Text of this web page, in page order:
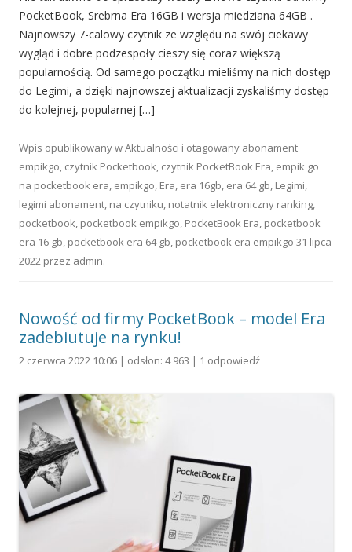
PocketBook, Srebrna Era 16GB i wersja miedziana 64GB .
Najnowszy 7-calowy czytnik ze względu na swój ciekawy
wygląd i dobre podzespoły cieszy się coraz większą
popularnością. Od samego początku mieliśmy na nich dostęp
do Legimi, a dzięki najnowszej aktualizacji zyskaliśmy dostęp
do kolejnej, popularnej […]
Wpis opublikowany wAktualności i otagowany abonament
empikgo, czytnik Pocketbook, czytnik PocketBook Era, empik go
na pocketbook era, empikgo, Era, era 16gb, era 64 gb, Legimi,
legimi abonament, na czytniku, notatnik elektroniczny ranking,
pocketbook, pocketbook empikgo, PocketBook Era, pocketbook
era 16 gb, pocketbook era 64 gb, pocketbook era empikgo 31 lipca
2022 przez admin.
Nowość od firmy PocketBook – model Era
zadebiutuje na rynku!
2 czerwca 2022 10:06 | odsłon: 4 963 | 1 odpowiedź